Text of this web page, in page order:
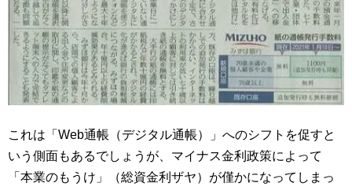
これは「Web通帳（デジタル通帳）」へのシフトを促すと
いう側面もあるでしょうが、マイナス金利政策によって
「本業のもうけ」（総資金利ザヤ）が僅かになってしまっ